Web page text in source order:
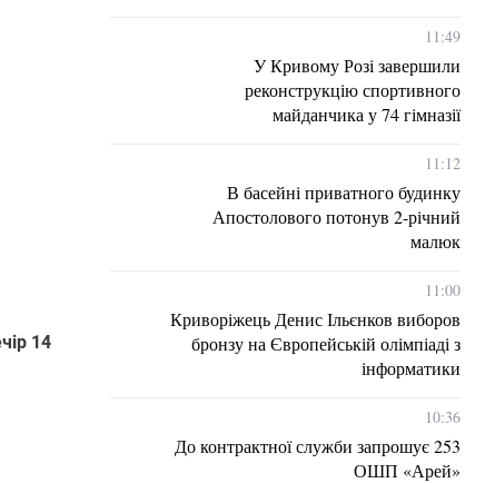
14
11:49
У Кривому Розі завершили
реконструкцію спортивного
майданчика у 74 гімназії
11:12
В басейні приватного будинку
Апостолового потонув 2-річний
малюк
11:00
Криворіжець Денис Ільєнков виборов
бронзу на Європейській олімпіаді з
інформатики
10:36
До контрактної служби запрошує 253
ОШП «Арей»